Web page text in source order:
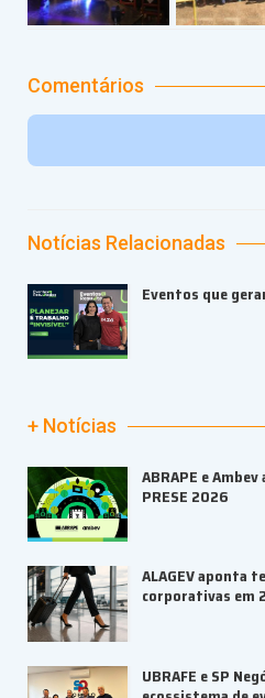
Comentários
Notícias Relacionadas
Eventos que
+ Notícias
ABRAPE e
PRESE 2026
ALAGEV aponta
corporativas em
UBRAFE e SP